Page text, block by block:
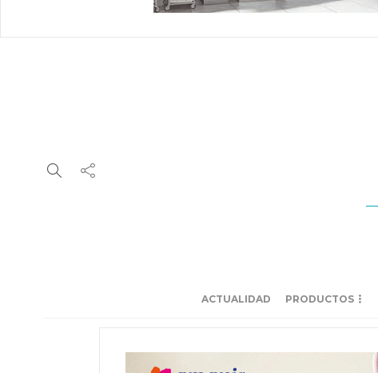
ACTUALIDAD PRODUCTOS